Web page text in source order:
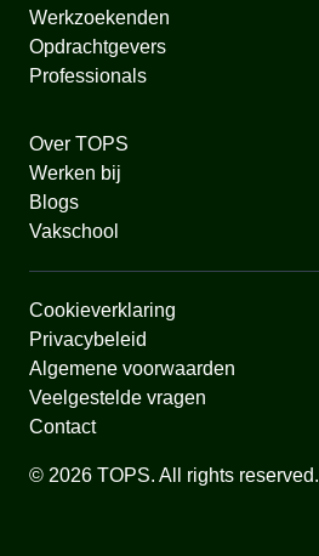
Werkzoekenden
Opdrachtgevers
Professionals
Over TOPS
Werken bij
Blogs
Vakschool
Cookieverklaring
Privacybeleid
Algemene voorwaarden
Veelgestelde vragen
Contact
© 2026 TOPS. All rights reserved.